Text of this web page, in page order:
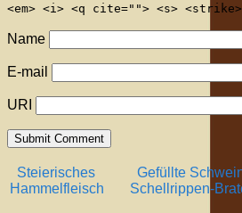
<em> <i> <q cite=""> <s>
Name
E-mail
URI
Steierisches
Hammelfleisch
Gefüllte
Schellrippen-